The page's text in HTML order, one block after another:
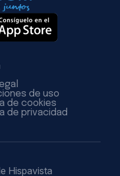
de uso
de cookies
de privacidad
Hispavista